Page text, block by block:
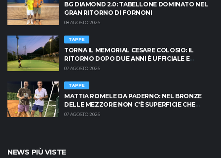
BG DIAMOND 2.0: TABELLONE DOMINATO NEL
GRAN RITORNO DI FORNONI
08 AGOSTO 2026
TAPPE
TORNA IL MEMORIAL CESARE COLOSIO: IL
RITORNO DOPO DUE ANNI È UFFICIALE E
BRESCIA È PRONTA AD INFIAMMARSI!
07 AGOSTO 2026
TAPPE
MATTIA ROMELE DA PADERNO: NEL BRONZE
DELLE MEZZORE NON C'È SUPERFICIE CHE
TENGA
07 AGOSTO 2026
NEWS PIÙ VISTE